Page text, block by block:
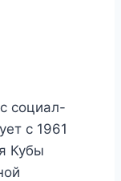
социал-
с 1961
Кубы